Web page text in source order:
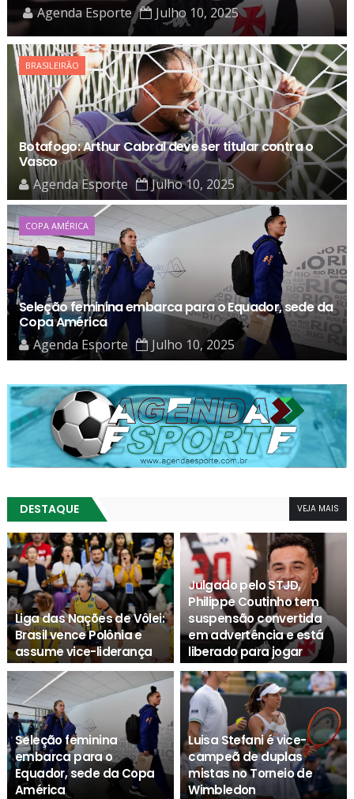
Agenda Esporte Julho 10, 2025
BRASILEIRÃO
Botafogo: Arthur Cabral deve ser titular contra o
Vasco
Agenda Esporte Julho 10, 2025
COPA AMÉRICA
Seleção feminina embarca para o Equador, sede da
Copa América
Agenda Esporte Julho 10, 2025
DESTAQUE VEJA MAIS
Liga das Nações de Vôlei:
Brasil vence Polônia e
assume vice-liderança
Agenda Esporte
Julgado pelo STJD,
Philippe Coutinho tem
suspensão convertida
em advertência e está
liberado para jogar
Agenda Esporte
Seleção feminina
embarca para o
Equador, sede da Copa
América
Luisa Stefani é vice-
campeã de duplas
mistas no Torneio de
Wimbledon